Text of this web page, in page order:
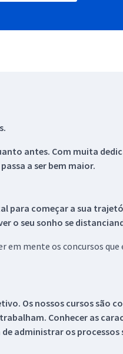
antes. Com muita
a ser bem maior.
para começar a sua
o seu sonho se
mente os concursos
Os nossos cursos
Conhecer as
administrar os processos